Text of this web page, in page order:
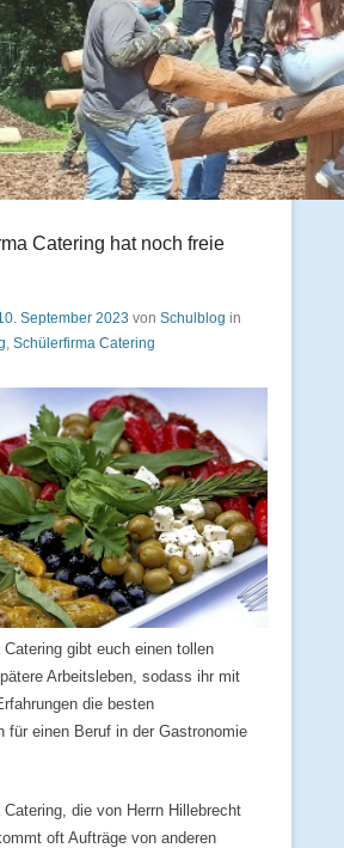
Catering hat noch freie
September 2023 von Schulblog in
, Schülerfirma Catering
Catering gibt euch einen tollen
Arbeitsleben, sodass ihr mit
die besten
für einen Beruf in der Gastronomie
Catering, die von Herrn Hillebrecht
oft Aufträge von anderen